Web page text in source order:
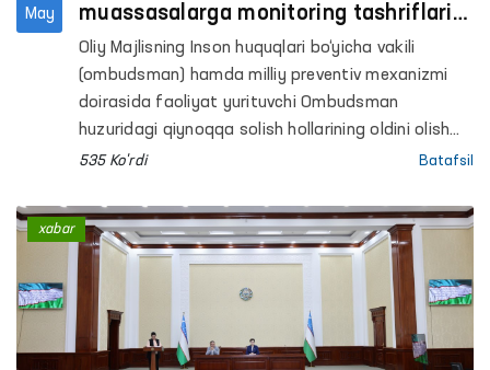
May
muassasalarga monitoring tashriflari
amalga oshirildi
Oliy Majlisning Inson huquqlari bo‘yicha vakili
(ombudsman) hamda milliy preventiv mexanizmi
doirasida faoliyat yurituvchi Ombudsman
huzuridagi qiynoqqa solish hollarining oldini olish
bo‘yicha Jamoatchilik guruhlari tomonidan Xorazm
shaxslar saqlanadigan qator yopiq
muassasalarga monitoring tashriflari amalga
535 Ko'rdi Batafsil
xabar